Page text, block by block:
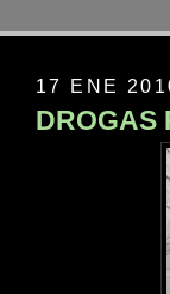
17 ENE
DROGAS